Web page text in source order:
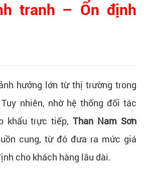
tranh – Ổn định
hưởng lớn từ thị trường trong
nhiên, nhờ hệ thống đối tác
khẩu trực tiếp,Than Nam Sơn
cung, từ đó đưa ra mức giá
cho khách hàng lâu dài.